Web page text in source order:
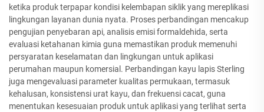
ketika produk terpapar kondisi kelembapan siklik yang mereplikasi
lingkungan layanan dunia nyata. Proses perbandingan mencakup
pengujian penyebaran api, analisis emisi formaldehida, serta
evaluasi ketahanan kimia guna memastikan produk memenuhi
persyaratan keselamatan dan lingkungan untuk aplikasi
perumahan maupun komersial. Perbandingan kayu lapis Sterling
juga mengevaluasi parameter kualitas permukaan, termasuk
kehalusan, konsistensi urat kayu, dan frekuensi cacat, guna
menentukan kesesuaian produk untuk aplikasi yang terlihat serta